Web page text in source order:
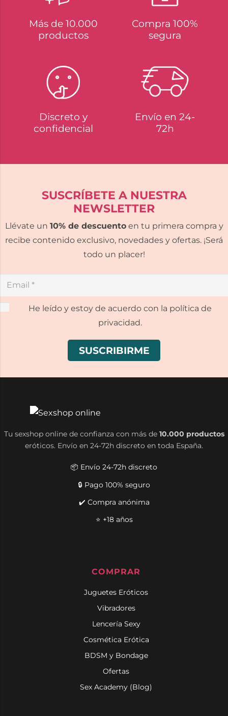
Más de 10.000
productos
Compra 100%
segura
Discreto y
confidencial
Envío en 24-
72h
SUSCRÍBETE A NUESTRA
NEWSLETTER
Llévate un 10% de descuentoen tu primera compra y
recibe contenido exclusivo, novedades y ofertas. ¡Será
todo un placer!
He leído y estoy de acuerdo con la política de
privacidad.
Tu sexshop online de confianza con más de 10.000 productos
eróticos. Envío en 24-72h discreto en toda España.
📦 Envío 24-72h discreto
🔒 Pago 100% seguro
✔️ Compra anónima
⭐ +18 años
COMPRAR
Juguetes Eróticos
Vibradores
Lencería Sexy
Cosmética Erótica
BDSM y Bondage
Ofertas
Sex Academy (Blog)